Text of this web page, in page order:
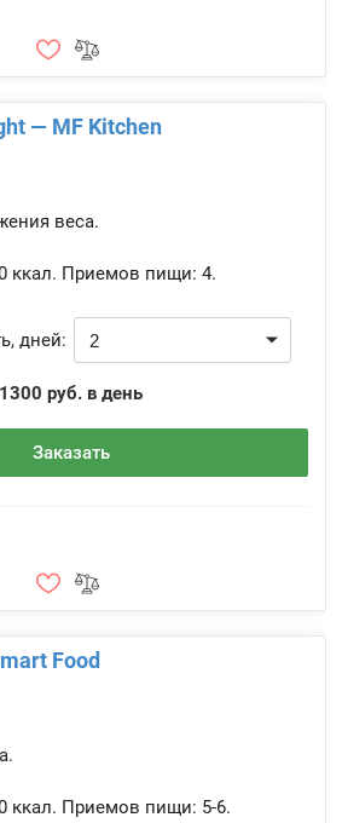
— MF Kitchen
веса.
ккал. Приемов пищи: 4.
дней:
1300 руб. в день
Заказать
Food
ккал. Приемов пищи: 5-6.